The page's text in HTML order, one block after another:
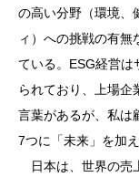
の高い分野（環境、
ィ）への挑戦の有無
ている。ESG経営は
られており、上場企
言葉があるが、私は
7つに「未来」を加
日本は、世界の売